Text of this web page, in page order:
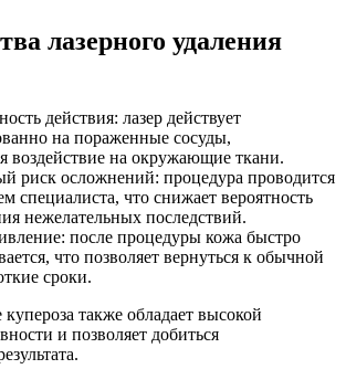
лазерного удаления
действия: лазер действует
на пораженные сосуды,
воздействие на окружающие ткани.
риск осложнений: процедура проводится
специалиста, что снижает вероятность
нежелательных последствий.
после процедуры кожа быстро
что позволяет вернуться к обычной
сроки.
также обладает высокой
и позволяет добиться